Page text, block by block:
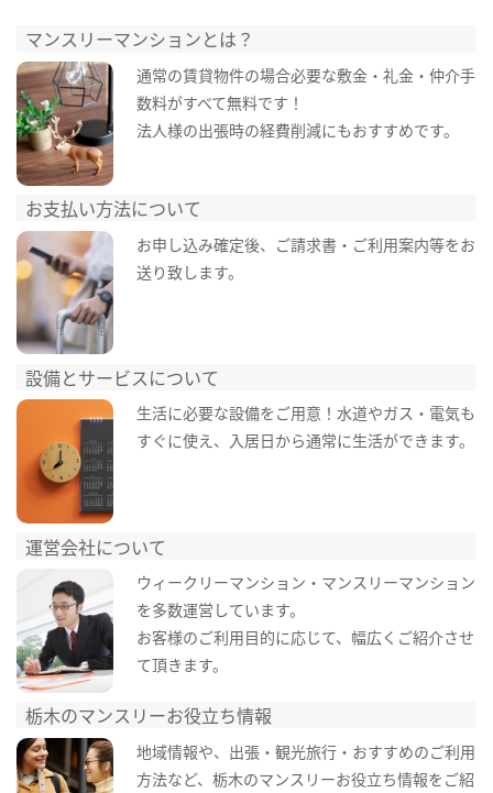
マンスリーマンションとは？
通常の賃貸物件の場合必要な敷金・礼金・仲介手
数料がすべて無料です！
法人様の出張時の経費削減にもおすすめです。
お支払い方法について
お申し込み確定後、ご請求書・ご利用案内等をお
送り致します。
設備とサービスについて
生活に必要な設備をご用意！水道やガス・電気も
すぐに使え、入居日から通常に生活ができます。
運営会社について
ウィークリーマンション・マンスリーマンション
を多数運営しています。
お客様のご利用目的に応じて、幅広くご紹介させ
て頂きます。
栃木のマンスリーお役立ち情報
地域情報や、出張・観光旅行・おすすめのご利用
方法など、栃木のマンスリーお役立ち情報をご紹